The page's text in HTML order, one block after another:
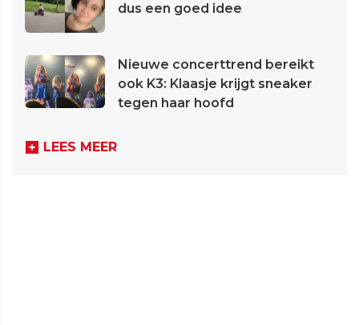
dus een goed idee
Nieuwe concerttrend bereikt
ook K3: Klaasje krijgt sneaker
tegen haar hoofd
LEES MEER